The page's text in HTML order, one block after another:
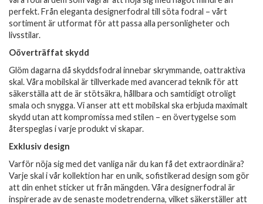
perfekt. Från eleganta designerfodral till söta fodral – vårt
sortiment är utformat för att passa alla personligheter och
livsstilar.
Oöverträffat skydd
Glöm dagarna då skyddsfodral innebar skrymmande, oattraktiva
skal. Våra mobilskal är tillverkade med avancerad teknik för att
säkerställa att de är stötsäkra, hållbara och samtidigt otroligt
smala och snygga. Vi anser att ett mobilskal ska erbjuda maximalt
skydd utan att kompromissa med stilen – en övertygelse som
återspeglas i varje produkt vi skapar.
Exklusiv design
Varför nöja sig med det vanliga när du kan få det extraordinära?
Varje skal i vår kollektion har en unik, sofistikerad design som gör
att din enhet sticker ut från mängden. Våra designerfodral är
inspirerade av de senaste modetrenderna, vilket säkerställer att